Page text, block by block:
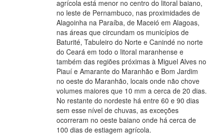
agrícola está menor no centro do litoral baiano,
no leste de Pernambuco, nas proximidades de
Alagoinha na Paraíba, de Maceió em Alagoas,
nas áreas que circundam os municípios de
Baturité, Tabuleiro do Norte e Canindé no norte
do Ceará em todo o litoral maranhense e
também das regiões próximas à Miguel Alves no
Piauí e Amarante do Maranhão e Bom Jardim
no oeste do Maranhão, locais onde não chove
volumes maiores que 10 mm a cerca de 20 dias.
No restante do nordeste há entre 60 e 90 dias
sem esse nível de chuvas, as exceções
ocorreram no oeste baiano onde há cerca de
100 dias de estiagem agrícola.